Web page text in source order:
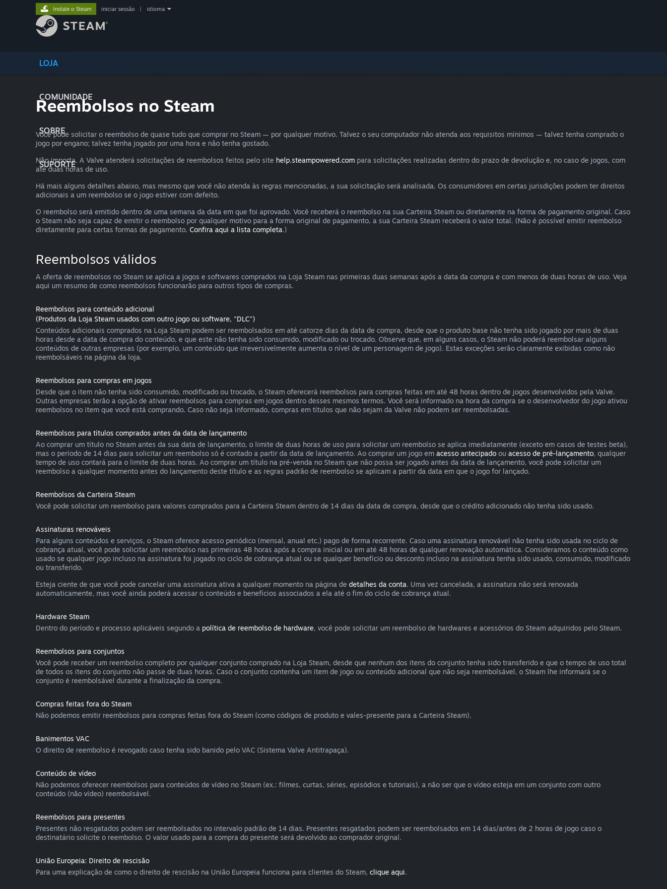
LOJA
COMUNIDADE
SOBRE
SUPORTE
Instale o Steam iniciar sessão idioma
Reembolsos no Steam
Você pode solicitar o reembolso de quase tudo que comprar no Steam — por qualquer motivo. Talvez o seu computador não atenda aos requisitos mínimos — talvez tenha comprado o
jogo por engano; talvez tenha jogado por uma hora e não tenha gostado.
Não importa. A Valve atenderá solicitações de reembolsos feitos pelo site help.steampowered.com para solicitações realizadas dentro do prazo de devolução e, no caso de jogos, com
até duas horas de uso.
Há mais alguns detalhes abaixo, mas mesmo que você não atenda às regras mencionadas, a sua solicitação será analisada. Os consumidores em certas jurisdições podem ter direitos
adicionais a um reembolso se o jogo estiver com defeito.
O reembolso será emitido dentro de uma semana da data em que foi aprovado. Você receberá o reembolso na sua Carteira Steam ou diretamente na forma de pagamento original. Caso
o Steam não seja capaz de emitir o reembolso por qualquer motivo para a forma original de pagamento, a sua Carteira Steam receberá o valor total. (Não é possível emitir reembolso
diretamente para certas formas de pagamento. Confira aqui a lista completa.)
Reembolsos válidos
A oferta de reembolsos no Steam se aplica a jogos e softwares comprados na Loja Steam nas primeiras duas semanas após a data da compra e com menos de duas horas de uso. Veja
aqui um resumo de como reembolsos funcionarão para outros tipos de compras.
Reembolsos para conteúdo adicional
(Produtos da Loja Steam usados com outro jogo ou software, "DLC")
Conteúdos adicionais comprados na Loja Steam podem ser reembolsados em até catorze dias da data de compra, desde que o produto base não tenha sido jogado por mais de duas
horas desde a data de compra do conteúdo, e que este não tenha sido consumido, modificado ou trocado. Observe que, em alguns casos, o Steam não poderá reembolsar alguns
conteúdos de outras empresas (por exemplo, um conteúdo que irreversivelmente aumenta o nível de um personagem de jogo). Estas exceções serão claramente exibidas como não
reembolsáveis na página da loja.
Reembolsos para compras em jogos
Desde que o item não tenha sido consumido, modificado ou trocado, o Steam oferecerá reembolsos para compras feitas em até 48 horas dentro de jogos desenvolvidos pela Valve.
Outras empresas terão a opção de ativar reembolsos para compras em jogos dentro desses mesmos termos. Você será informado na hora da compra se o desenvolvedor do jogo ativou
reembolsos no item que você está comprando. Caso não seja informado, compras em títulos que não sejam da Valve não podem ser reembolsadas.
Reembolsos para títulos comprados antes da data de lançamento
Ao comprar um título no Steam antes da sua data de lançamento, o limite de duas horas de uso para solicitar um reembolso se aplica imediatamente (exceto em casos de testes beta),
mas o período de 14 dias para solicitar um reembolso só é contado a partir da data de lançamento. Ao comprar um jogo em acesso antecipado ou acesso de pré-lançamento, qualquer
tempo de uso contará para o limite de duas horas. Ao comprar um título na pré-venda no Steam que não possa ser jogado antes da data de lançamento, você pode solicitar um
reembolso a qualquer momento antes do lançamento deste título e as regras padrão de reembolso se aplicam a partir da data em que o jogo for lançado.
Reembolsos da Carteira Steam
Você pode solicitar um reembolso para valores comprados para a Carteira Steam dentro de 14 dias da data de compra, desde que o crédito adicionado não tenha sido usado.
Assinaturas renováveis
Para alguns conteúdos e serviços, o Steam oferece acesso periódico (mensal, anual etc.) pago de forma recorrente. Caso uma assinatura renovável não tenha sido usada no ciclo de
cobrança atual, você pode solicitar um reembolso nas primeiras 48 horas após a compra inicial ou em até 48 horas de qualquer renovação automática. Consideramos o conteúdo como
usado se qualquer jogo incluso na assinatura foi jogado no ciclo de cobrança atual ou se qualquer benefício ou desconto incluso na assinatura tenha sido usado, consumido, modificado
ou transferido.
Esteja ciente de que você pode cancelar uma assinatura ativa a qualquer momento na página de detalhes da conta. Uma vez cancelada, a assinatura não será renovada
automaticamente, mas você ainda poderá acessar o conteúdo e benefícios associados a ela até o fim do ciclo de cobrança atual.
Hardware Steam
Dentro do período e processo aplicáveis segundo a política de reembolso de hardware, você pode solicitar um reembolso de hardwares e acessórios do Steam adquiridos pelo Steam.
Reembolsos para conjuntos
Você pode receber um reembolso completo por qualquer conjunto comprado na Loja Steam, desde que nenhum dos itens do conjunto tenha sido transferido e que o tempo de uso total
de todos os itens do conjunto não passe de duas horas. Caso o conjunto contenha um item de jogo ou conteúdo adicional que não seja reembolsável, o Steam lhe informará se o
conjunto é reembolsável durante a finalização da compra.
Compras feitas fora do Steam
Não podemos emitir reembolsos para compras feitas fora do Steam (como códigos de produto e vales-presente para a Carteira Steam).
Banimentos VAC
O direito de reembolso é revogado caso tenha sido banido pelo VAC (Sistema Valve Antitrapaça).
Conteúdo de vídeo
Não podemos oferecer reembolsos para conteúdos de vídeo no Steam (ex.: filmes, curtas, séries, episódios e tutoriais), a não ser que o vídeo esteja em um conjunto com outro
conteúdo (não vídeo) reembolsável.
Reembolsos para presentes
Presentes não resgatados podem ser reembolsados no intervalo padrão de 14 dias. Presentes resgatados podem ser reembolsados em 14 dias/antes de 2 horas de jogo caso o
destinatário solicite o reembolso. O valor usado para a compra do presente será devolvido ao comprador original.
União Europeia: Direito de rescisão
Para uma explicação de como o direito de rescisão na União Europeia funciona para clientes do Steam, clique aqui.